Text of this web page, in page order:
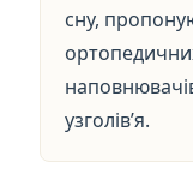
сну,
узголів’я.